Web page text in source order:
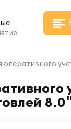
оперативного